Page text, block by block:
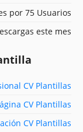
por 75 Usuarios
este mes
CV Plantillas
CV Plantillas
CV Plantillas